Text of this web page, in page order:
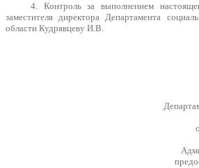
4. Контроль за выполнением
заместителя директора Департамента
области Кудрявцеву И.В.